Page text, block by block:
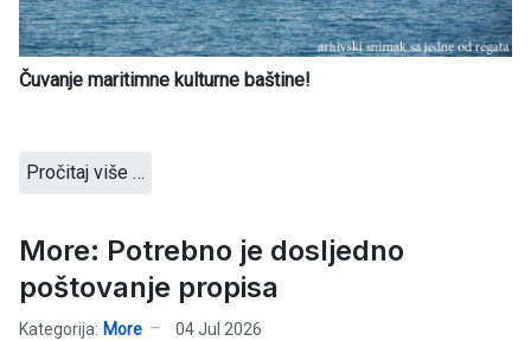
Čuvanje maritimne kulturne baštine!
Pročitaj više …
More: Potrebno je dosljedno
poštovanje propisa
Kategorija: More 04 Jul 2026